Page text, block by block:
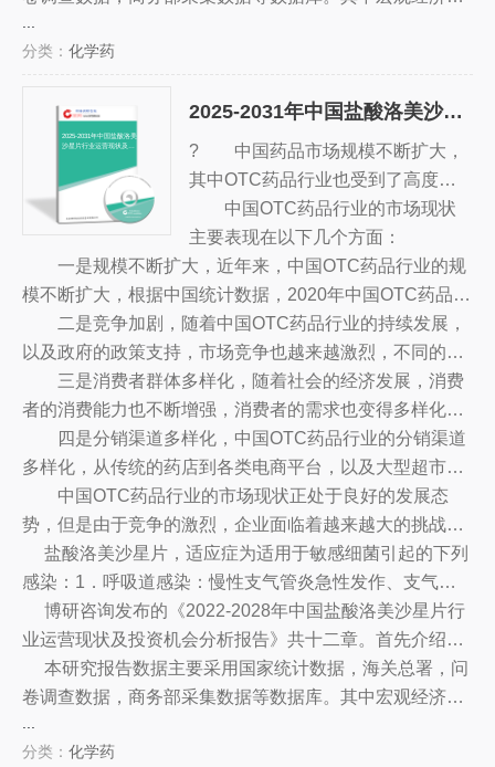
行的现状，然后介绍了注射用环磷腺苷市场竞争格局。随
后，报告对注射用环磷腺苷做了重点企业经营状况分析，
若想对注射用环磷腺苷产业有个系统的了解或者想投资注
射用环磷腺苷行业，本报告是您不可或缺的重要工具。
据主要来自国家统计局，部分行业统计数据主要来自国家
统计局及市场调研数据，企业数据主要来自于国统计局规
各类市场监测数据库。
分类： 化学药
2025-2031年中国盐酸洛美
沙星片行业运营现状及投
2025-2031年中国盐酸洛美沙星片行业运营现状及投资机会分析报告
? 中国药品市场规模不断扩大，
其中OTC药品行业也受到了高度重
视。随着消费者对健康和药品的日益
重视，以及新技术的不断发展，OT
C药品行业的发展也越来越迅速。
中国OTC药品行业的市场现状
主要表现在以下几个方面：
一是规模不断扩大，近年来，中国OTC药品行业的规
模不断扩大，根据中国统计数据，2020年中国OTC药品的
总销售额已达到3.5万亿元，比上一年增长近10%，同比增
长14.8%。
二是竞争加剧，随着中国OTC药品行业的持续发展，
以及政府的政策支持，市场竞争也越来越激烈，不同的企
业纷纷投入大量的资源，加强品牌建设，推出更多的新产
品，以抢占市场份额。
三是消费者群体多样化，随着社会的经济发展，消费
者的消费能力也不断增强，消费者的需求也变得多样化，
各类OTC药品也受到了消费者的青睐，消费者群体也越来
越多样化，消费偏好也越来越多元化。
四是分销渠道多样化，中国OTC药品行业的分销渠道
多样化，从传统的药店到各类电商平台，以及大型超市、
便利店等，都成为OTC药品行业的分销渠道，为消费者提
供更多的选择。
中国OTC药品行业的市场现状正处于良好的发展态
势，但是由于竞争的激烈，企业面临着越来越大的挑战，
因此，企业需要深入研究市场，抓住市场机遇，建立品牌
优势，拓展新的发展方向，以赢得更多的市场份额。
盐酸洛美沙星片，适应症为适用于敏感细菌引起的下列
感染：1．呼吸道感染：慢性支气管炎急性发作、支气管
扩张伴感染、急性支气管炎、肺炎等。2．泌尿生殖系统
感染：急性膀胱炎、急性肾盂肾炎、复杂性尿路感染、慢
性尿路感染急性发作、急慢性前列腺炎、单纯性淋病等。
3．腹腔胆道、肠道、伤寒等感染。4．皮肤软组织感染。
5．其他感染，如副鼻窦炎、中耳炎、眼睑炎等。
博研咨询发布的《2022-2028年中国盐酸洛美沙星片行
业运营现状及投资机会分析报告》共十二章。首先介绍了
中国盐酸洛美沙星片行业市场发展环境、盐酸洛美沙星片
整体运行态势等，接着分析了中国盐酸洛美沙星片行业市
场运行的现状，然后介绍了盐酸洛美沙星片市场竞争格
局。随后，报告对盐酸洛美沙星片做了重点企业经营状况
本研究报告数据主要采用国家统计数据，海关总署，问
卷调查数据，商务部采集数据等数据库。其中宏观经济数
据主要来自国家统计局，部分行业统计数据主要来自国家
统计局及市场调研数据，企业数据主要来自于国统计局规
分类： 化学药